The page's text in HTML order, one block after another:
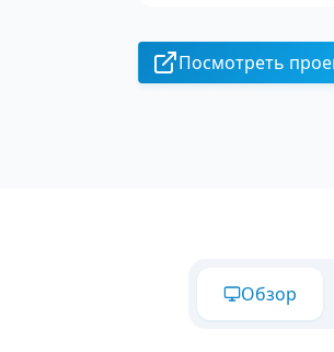
Посмотреть
Обзор